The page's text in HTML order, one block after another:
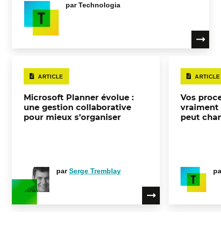
parTechnologia
ARTICLE
Microsoft Planner évolue :
une gestion collaborative
pour mieux s’organiser
parSerge Tremblay
ARTICLE
Vos
vraiment
peut